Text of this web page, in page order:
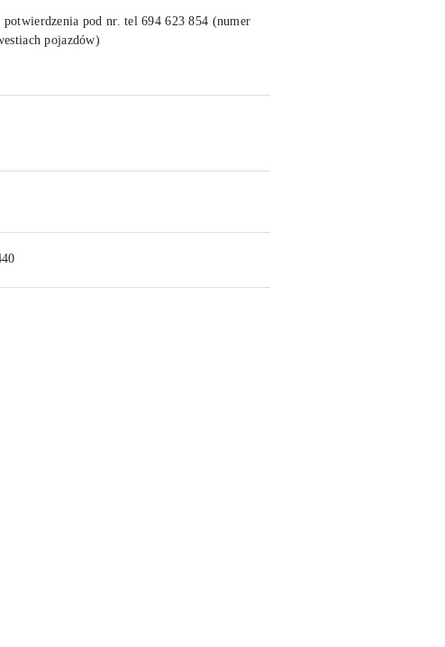
potwierdzenia pod nr. tel 694 623 854 (numer
pojazdów)